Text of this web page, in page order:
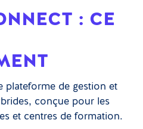
: CE
plateforme de gestion et
conçue pour les
et centres de formation.